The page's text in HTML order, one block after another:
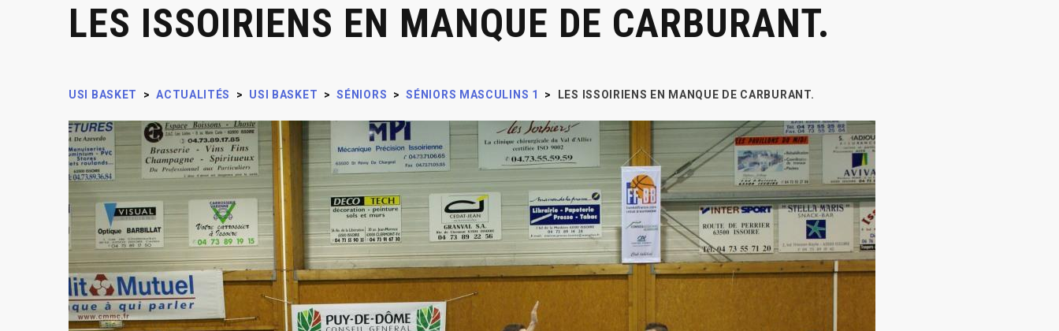
LES ISSOIRIENS EN MANQUE DE CARBURANT.
USI BASKET > ACTUALITÉS > USI BASKET > SÉNIORS > SÉNIORS MASCULINS 1 > LES ISSOIRIENS EN MANQUE DE CARBURANT.